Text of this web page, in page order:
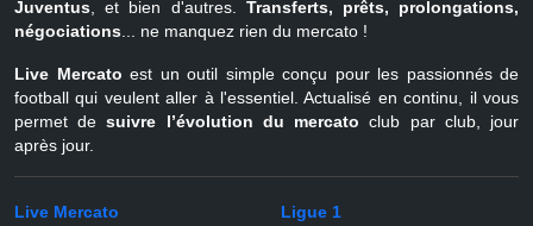
Juventus , et bien d'autres. Transferts, prêts, prolongations,
négociations ... ne manquez rien du mercato !
Live Mercato est un outil simple conçu pour les passionnés de
football qui veulent aller à l'essentiel. Actualisé en continu, il vous
permet desuivre l’évolution du mercato club par club, jour
après jour.
Live Mercato
Ligue 1